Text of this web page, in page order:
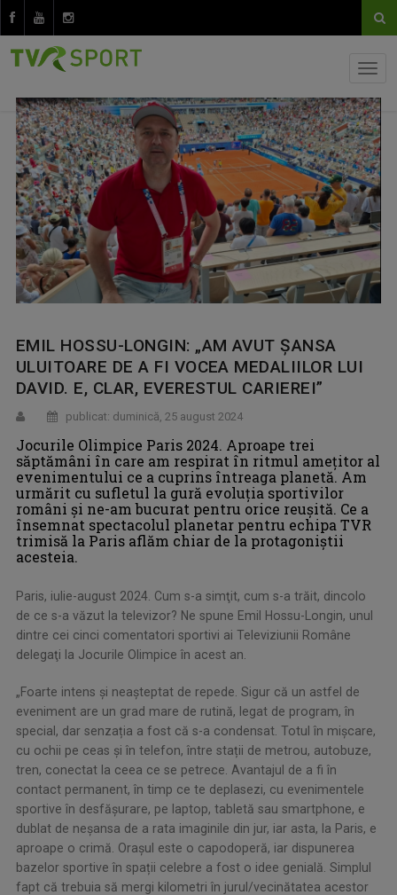
EMIL HOSSU-LONGIN: „AM AVUT ȘANSA
ULUITOARE DE A FI VOCEA MEDALIILOR LUI
DAVID. E, CLAR, EVERESTUL CARIEREI”
publicat: duminică, 25 august 2024
Jocurile Olimpice Paris 2024. Aproape trei
săptămâni în care am respirat în ritmul ameţitor al
evenimentului ce a cuprins întreaga planetă. Am
urmărit cu sufletul la gură evoluţia sportivilor
români şi ne-am bucurat pentru orice reuşită. Ce a
însemnat spectacolul planetar pentru echipa TVR
trimisă la Paris aflăm chiar de la protagoniştii
acesteia.
Paris, iulie-august 2024. Cum s-a simţit, cum s-a trăit, dincolo
de ce s-a văzut la televizor? Ne spune Emil Hossu-Longin, unul
dintre cei cinci comentatori sportivi ai Televiziunii Române
delegaţi la Jocurile Olimpice în acest an.
„Foarte intens și neașteptat de repede. Sigur că un astfel de
eveniment are un grad mare de rutină, legat de program, în
special, dar senzația a fost că s-a condensat. Totul în mișcare,
cu ochii pe ceas și în telefon, între stații de metrou, autobuze,
tren, conectat la ceea ce se petrece. Avantajul de a fi în
contact permanent, în timp ce te deplasezi, cu evenimentele
sportive în desfășurare, pe laptop, tabletă sau smartphone, e
dublat de neșansa de a rata imaginile din jur, iar asta, la Paris, e
aproape o crimă. Orașul este o capodoperă, iar dispunerea
bazelor sportive în spații celebre a fost o idee genială. Simplul
fapt că trebuia să mergi kilometri în jurul/vecinătatea acestor